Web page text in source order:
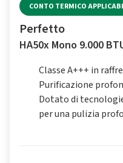
CONTO TERMICO
Perfetto
HA50x Mono 9.000
Classe A+++ in
Purificazione
Dotato di
per una pulizia